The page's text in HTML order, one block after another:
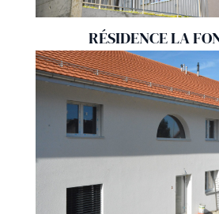
RÉSIDENCE LA